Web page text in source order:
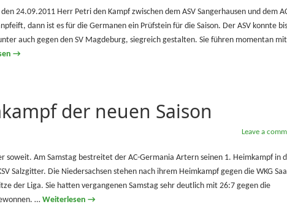
24.09.2011 Herr Petri den Kampf zwischen dem ASV Sangerhausen und dem
dann ist es für die Germanen ein Prüfstein für die Saison. Der ASV konnte
auch gegen den SV Magdeburg, siegreich gestalten. Sie führen momentan
→
der neuen Saison
Leave a
soweit. Am Samstag bestreitet der AC-Germania Artern seinen 1. Heimkampf in
Salzgitter. Die Niedersachsen stehen nach ihrem Heimkampf gegen die WKG
der Liga. Sie hatten vergangenen Samstag sehr deutlich mit 26:7 gegen die
… Weiterlesen →